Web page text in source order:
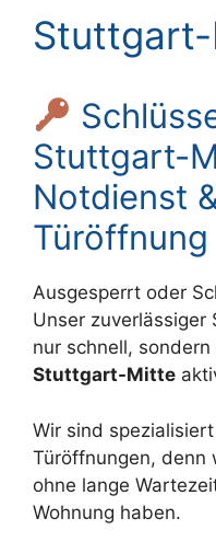
Stuttgart-
Notdienst
Türöffnung
Ausgesperrt oder
Unser
nur schnell,
Stuttgart-Mitte
Wir sind
Türöffnungen, denn
ohne lange
Wohnung haben.